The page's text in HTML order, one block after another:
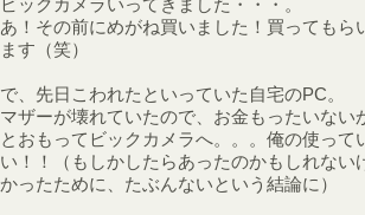
ビックカメラいってきました・・・。
あ！その前にめがね買いました！買ってもら
ます（笑）
で、先日こわれたといっていた自宅のPC。
マザーが壊れていたので、お金もったいない
とおもってビックカメラへ。。。俺の使って
い！！（もしかしたらあったのかもしれない
かったために、たぶんないという結論に）